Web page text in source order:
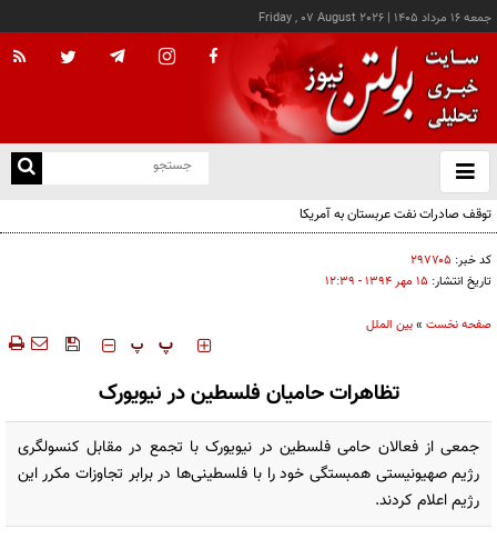
جمعه ۱۶ مرداد ۱۴۰۵ |
Friday , 07 August 2026
باز
و
توقف صادرات نفت عربستان به آمریکا
کد خبر: ۲۹۷۷۰۵
تاریخ انتشار: ۱۵ مهر ۱۳۹۴ - ۱۲:۳۹
صفحه نخست »بین الملل
‍‍‍ پ پ
تظاهرات حامیان فلسطین در نیویورک
جمعی از فعالان حامی فلسطین در نیویورک با تجمع در مقابل کنسولگری
رژیم صهیونیستی همبستگی خود را با فلسطینی‌ها در برابر تجاوزات مکرر این
رژیم اعلام کردند.